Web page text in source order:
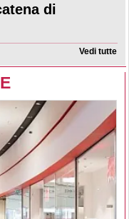
di
Vedi tutte